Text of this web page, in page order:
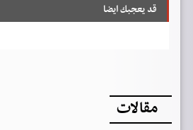
قد يعجبك ايضا
مقالات